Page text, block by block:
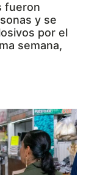
fueron
y se
por el
semana,